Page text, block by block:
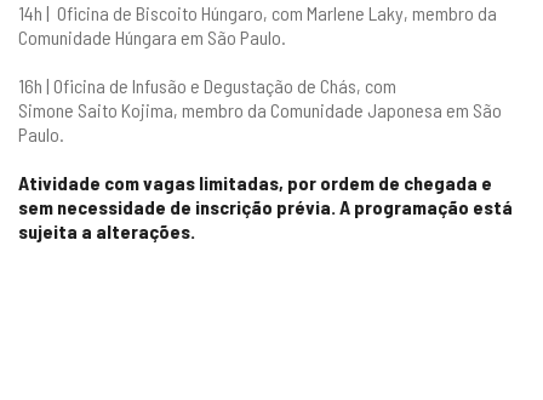
14h | Oficina de Biscoito Húngaro, com Marlene Laky, membro da
Comunidade Húngara em São Paulo.
16h | Oficina de Infusão e Degustação de Chás, com
Simone Saito Kojima, membro da Comunidade Japonesa em São
Paulo.
Atividade com vagas limitadas, por ordem de chegada e
sem necessidade de inscrição prévia. A programação está
sujeita a alterações.